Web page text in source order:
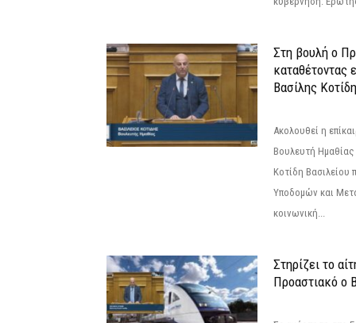
Στη βουλή ο
καταθέτοντας
Βασίλης
Ακολουθεί η
Βουλευτή
Κοτίδη Βασιλείου
Υποδομών και
κοινωνική...
Στηρίζει το
Προαστιακό ο